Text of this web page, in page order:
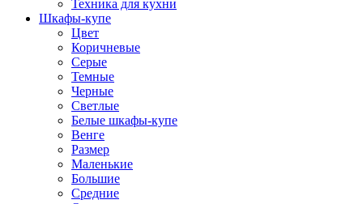
Техника для кухни
Шкафы-купе
Цвет
Коричневые
Серые
Темные
Черные
Светлые
Белые шкафы-купе
Венге
Размер
Маленькие
Большие
Средние